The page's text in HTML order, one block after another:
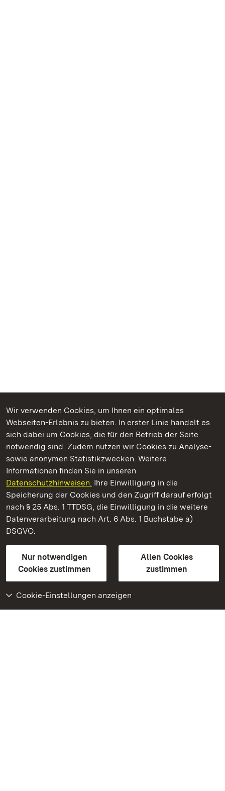
Wir verwenden Cookies, um Ihnen ein optimales
Webseiten-Erlebnis zu bieten. In erster Linie handelt es
sich dabei um Cookies, die für den Betrieb der Seite
notwendig sind. Zudem nutzen wir Cookies zu Analyse-
sowie anonymen Statistikzwecken. Weitere
Informationen finden Sie in unseren
Datenschutzhinweisen. Ihre Einwilligung in die
Speicherung der Cookies und den Zugriff darauf erfolgt
nach § 25 Abs. 1 TTDSG, die Einwilligung in die weitere
Datenverarbeitung nach Art. 6 Abs. 1 Buchstabe a)
DSGVO.
Nur notwendigen
Cookies zustimmen
Allen Cookies
zustimmen
Cookie-Einstellungen anzeigen
Kommen. Staunen. Genießen.
Fürstenhäusle Meersburg
Staatliche Schlösser und Gärten Baden-Württemberg
Kontakt
GebärdenspracheLeichte Sprache
Erklärung zur Barrierefreiheit
BITV-konform (geprüfte Seiten)
Weiteres